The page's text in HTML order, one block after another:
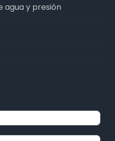
agua y presión